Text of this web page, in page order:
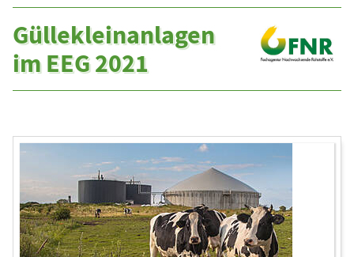
Güllekleinanlagen
im EEG 2021